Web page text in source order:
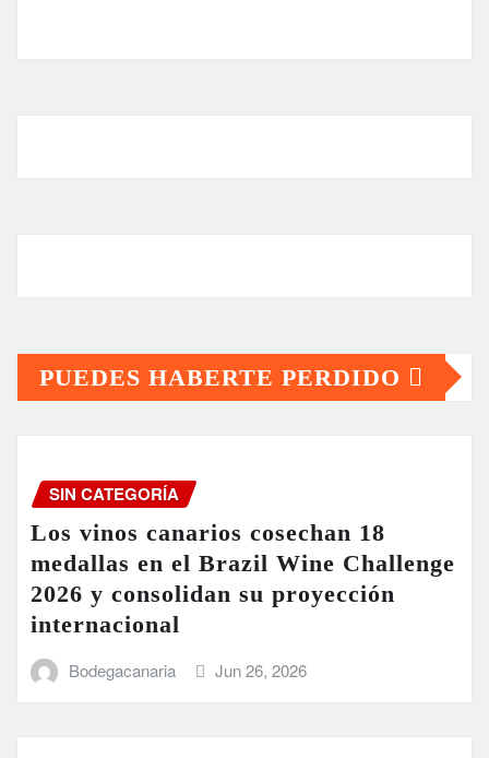
PUEDES HABERTE PERDIDO
SIN CATEGORÍA
Los vinos canarios cosechan 18
medallas en el Brazil Wine Challenge
2026 y consolidan su proyección
internacional
Bodegacanaria Jun 26, 2026